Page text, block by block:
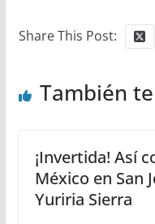
Share This Post:
También
¡Invertida! Así
México en San
Yuriria Sierra